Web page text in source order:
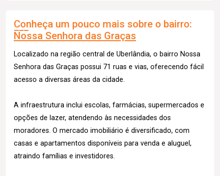
Conheça um pouco mais sobre o bairro:
Nossa Senhora das Graças
Localizado na região central de Uberlândia, o bairro Nossa
Senhora das Graças possui 71 ruas e vias, oferecendo fácil
acesso a diversas áreas da cidade.
A infraestrutura inclui escolas, farmácias, supermercados e
opções de lazer, atendendo às necessidades dos
moradores. O mercado imobiliário é diversificado, com
casas e apartamentos disponíveis para venda e aluguel,
atraindo famílias e investidores.